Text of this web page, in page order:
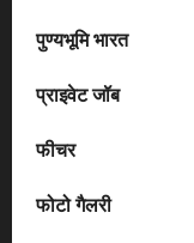
पुण्यभूमि भारत
प्राइवेट जॉब
फीचर
फोटो गैलरी